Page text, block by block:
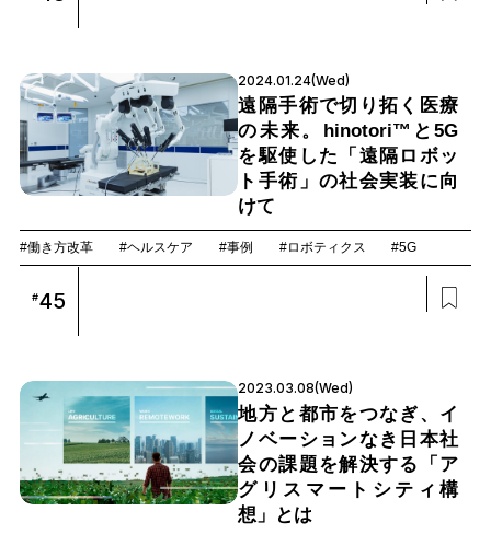
2024.01.24(Wed)
遠隔手術で切り拓く医療
の未来。hinotori™と5G
を駆使した「遠隔ロボッ
ト手術」の社会実装に向
けて
#働き方改革 #ヘルスケア #事例 #ロボティクス #5G
#45
2023.03.08(Wed)
地方と都市をつなぎ、イ
ノベーションなき日本社
会の課題を解決する「ア
グリスマートシティ構
想」とは